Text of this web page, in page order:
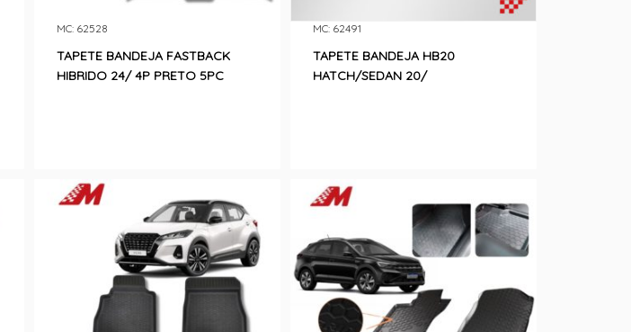
TAPETE BANDEJA FASTBACK
HIBRIDO 24/ 4P PRETO 5PC
MC: 62528
TAPETE BANDEJA HB20
HATCH/SEDAN 20/
MC: 62491